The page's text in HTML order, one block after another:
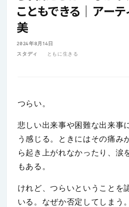
こともできる｜アーテ
美
2024年8月14日
スタディ ともに生きる
つらい。
悲しい出来事や困難な出来事
う感じる。ときにはその痛み
ら起き上がれなかったり、涙
もある。
けれど、つらいということを
いる。なぜか否定してしまう。